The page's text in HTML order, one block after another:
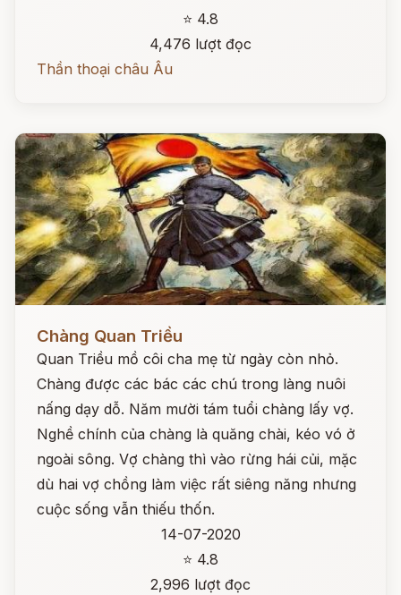
⭐ 4.8
4,476 lượt đọc
Thần thoại châu Âu
Chàng Quan Triều
Quan Triều mồ côi cha mẹ từ ngày còn nhỏ.
Chàng được các bác các chú trong làng nuôi
nấng dạy dỗ. Năm mười tám tuổi chàng lấy vợ.
Nghề chính của chàng là quăng chài, kéo vó ở
ngoài sông. Vợ chàng thì vào rừng hái củi, mặc
dù hai vợ chồng làm việc rất siêng năng nhưng
cuộc sống vẫn thiếu thốn.
14-07-2020
⭐ 4.8
2,996 lượt đọc